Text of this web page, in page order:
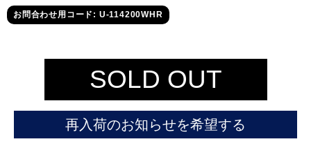
ヴァシュロン
コンスタンタン
チューダー パネライ
お問合わせ用コード: U-114200WHR
SOLD OUT
再入荷のお知らせを希望する